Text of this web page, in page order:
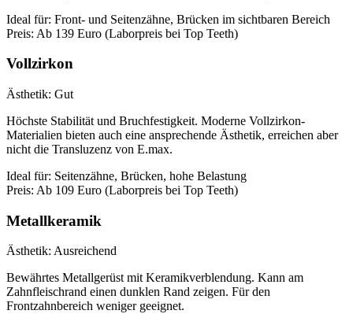
Ideal für: Front- und Seitenzähne, Brücken im sichtbaren Bereich
Preis: Ab 139 Euro (Laborpreis bei Top Teeth)
Vollzirkon
Ästhetik: Gut
Höchste Stabilität und Bruchfestigkeit. Moderne Vollzirkon-
Materialien bieten auch eine ansprechende Ästhetik, erreichen aber
nicht die Transluzenz von E.max.
Ideal für: Seitenzähne, Brücken, hohe Belastung
Preis: Ab 109 Euro (Laborpreis bei Top Teeth)
Metallkeramik
Ästhetik: Ausreichend
Bewährtes Metallgerüst mit Keramikverblendung. Kann am
Zahnfleischrand einen dunklen Rand zeigen. Für den
Frontzahnbereich weniger geeignet.